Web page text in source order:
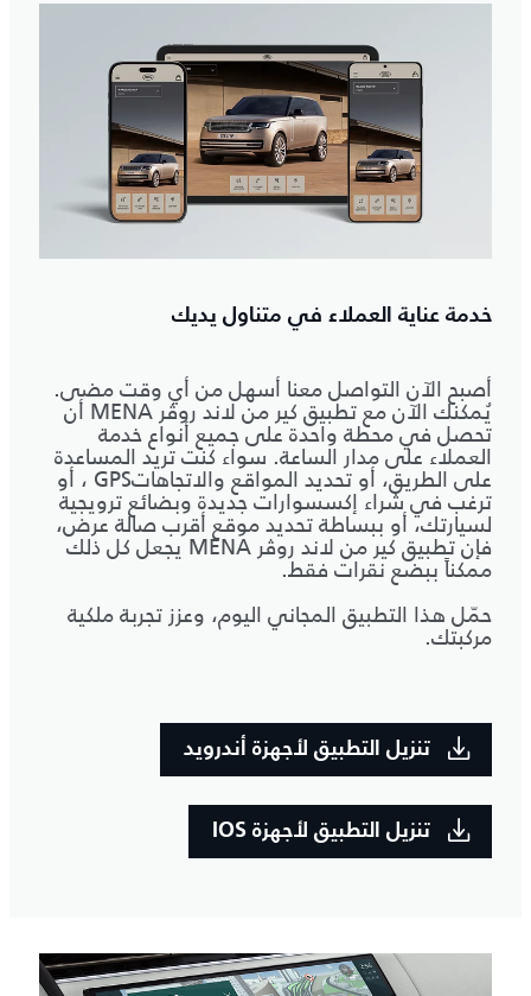
خدمة عناية العملاء في متناول يديك
أصبح الآن التواصل معنا أسهل من أي وقت مضى.
يُمكنك الآن مع تطبيق كير من لاند روڤر MENA أن
تحصل في محطة واحدة على جميع أنواع خدمة
العملاء على مدار الساعة. سواء كنت تريد المساعدة
على الطريق، أو تحديد المواقع والاتجاهاتGPS ، أو
ترغب في شراء إكسسوارات جديدة وبضائع ترويجية
لسيارتك، أو ببساطة تحديد موقع أقرب صالة عرض،
فإن تطبيق كير من لاند روڤر MENA يجعل كل ذلك
ممكناً ببضع نقرات فقط.
حمّل هذا التطبيق المجاني اليوم، وعزز تجربة ملكية
مركبتك.
تنزيل التطبيق لأجهزة أندرويد
تنزيل التطبيق لأجهزة IOS